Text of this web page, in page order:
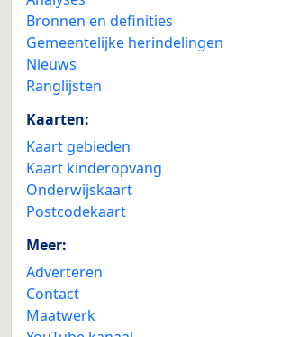
Bronnen en definities
Gemeentelijke herindelingen
Nieuws
Ranglijsten
Kaarten:
Kaart gebieden
Kaart kinderopvang
Onderwijskaart
Postcodekaart
Meer:
Adverteren
Contact
Maatwerk